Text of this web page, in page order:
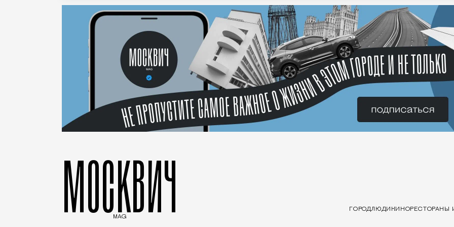
МОСКВИЧ
MAG
ГОРОДЛЮДИ КИНОРЕСТОРАНЫ